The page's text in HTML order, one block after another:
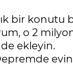
bir konutu
o 2
ekleyin.